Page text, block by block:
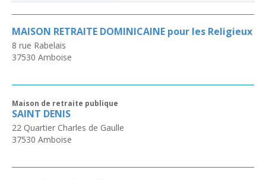
MAISON RETRAITE DOMINICAINE pour les Religieux
8 rue Rabelais
37530 Amboise
Maison de retraite publique
SAINT DENIS
22 Quartier Charles de Gaulle
37530 Amboise